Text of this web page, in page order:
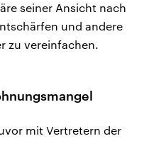
seiner Ansicht nach
und andere
zu vereinfachen.
mit Vertretern der